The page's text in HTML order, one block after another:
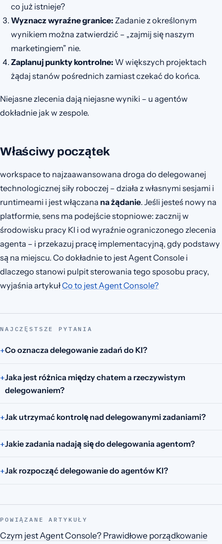
co już istnieje?
Wyznacz wyraźne granice: Zadanie z określonym
wynikiem można zatwierdzić – „zajmij się naszym
marketingiem” nie.
Zaplanuj punkty kontrolne: W większych projektach
żądaj stanów pośrednich zamiast czekać do końca.
Niejasne zlecenia dają niejasne wyniki – u agentów
dokładnie jak w zespole.
Właściwy początek
workspace to najzaawansowana droga do delegowanej
technologicznej siły roboczej – działa z własnymi sesjami i
runtimeami i jest włączana na żądanie. Jeśli jesteś nowy na
platformie, sens ma podejście stopniowe: zacznij w
środowisku pracy KI i od wyraźnie ograniczonego zlecenia
agenta – i przekazuj pracę implementacyjną, gdy podstawy
są na miejscu. Co dokładnie to jest Agent Console i
dlaczego stanowi pulpit sterowania tego sposobu pracy,
wyjaśnia artykułCo to jest Agent Console?
NAJCZĘSTSZE PYTANIA
Co oznacza delegowanie zadań do KI?
Jaka jest różnica między chatem a rzeczywistym
delegowaniem?
Jak utrzymać kontrolę nad delegowanymi zadaniami?
Jakie zadania nadają się do delegowania agentom?
Jak rozpocząć delegowanie do agentów KI?
POWIĄZANE ARTYKUŁY
Czym jest Agent Console? Prawidłowe porządkowanie